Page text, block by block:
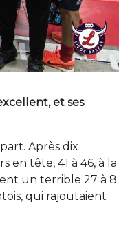
et ses
Après dix
en tête, 41 à 46, à la
un terrible 27 à 8.
qui rajoutaient